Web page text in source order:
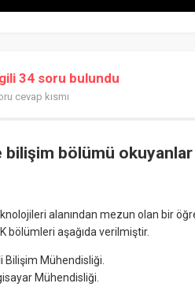
34 soru bulundu
cevap kısmı
bilişim bölümü
alanından mezun olan bir
bölümleri aşağıda verilmiştir.
Bilişim Mühendisliği.
Mühendisliği.